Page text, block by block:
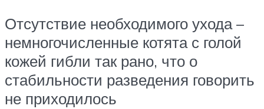
Отсутствие необходимого ухода –
немногочисленные котята с голой
кожей гибли так рано, что о
стабильности разведения говорить
не приходилось